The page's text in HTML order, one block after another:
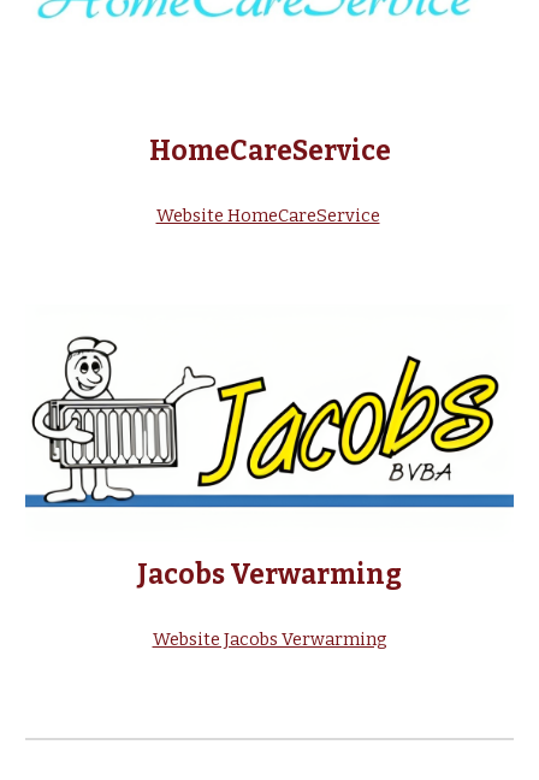
HomeCareService
Website HomeCareService
Jacobs Verwarming
Website Jacobs Verwarming